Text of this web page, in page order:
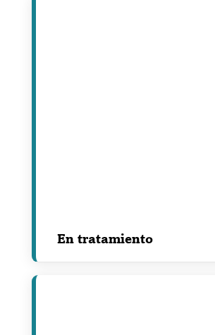
En tratamiento